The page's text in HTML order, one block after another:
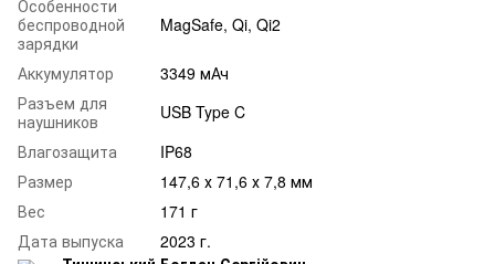
Особенности
беспроводной
зарядки
MagSafe, Qi, Qi2
Аккумулятор
3349 мАч
Разъем для
наушников
USB Type C
Влагозащита
IP68
Размер
147,6 х 71,6 х 7,8 мм
Вес
171 г
Дата выпуска
2023 г.